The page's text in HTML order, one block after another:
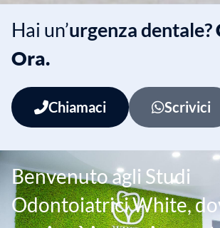
Hai un’urgenza dentale?
Ora.
Chiamaci Scrivici
Benvenuto agli Studi
Odontoiatrici White,